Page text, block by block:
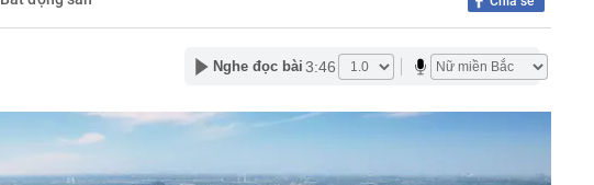
4 thói quen nấu cơm cần bỏ ngay
Các chủ shop gặp khó khăn gì khi bán hàng trên sàn thương mại điện
Nhiều tổ công tác đồng loạt ra quân, kiểm tra 98 công nhân tại 3 xã
đến 10 tỷ đồng
Nghe đọc bài 3:46